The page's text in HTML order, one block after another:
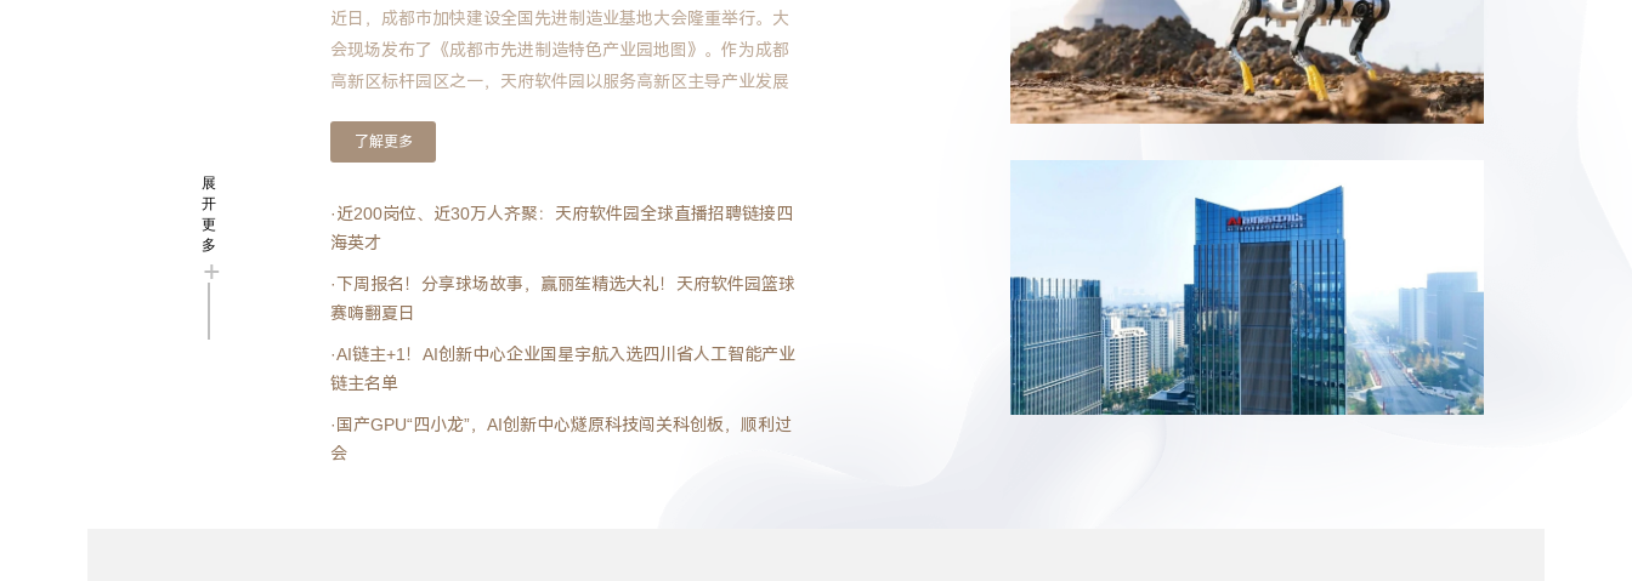
展
开
更
多
+
近日，成都市加快建设全国先进制造业基地大会隆重举行。大
会现场发布了《成都市先进制造特色产业园地图》。作为成都
高新区标杆园区之一，天府软件园以服务高新区主导产业发展
了解更多
·近200岗位、近30万人齐聚：天府软件园全球直播招聘链接四
海英才
·下周报名！分享球场故事，赢丽笙精选大礼！天府软件园篮球
赛嗨翻夏日
·AI链主+1！AI创新中心企业国星宇航入选四川省人工智能产业
链主名单
·国产GPU“四小龙”，AI创新中心燧原科技闯关科创板，顺利过
会